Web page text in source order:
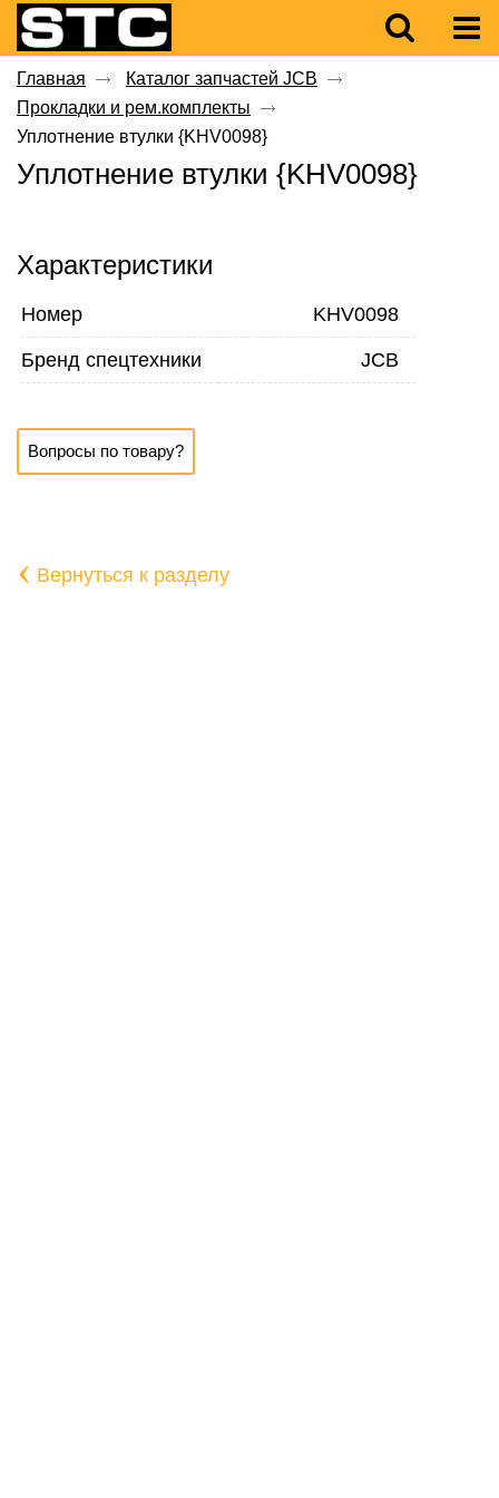
Главная
Каталог запчастей JCB
Прокладки и рем.комплекты
Уплотнение втулки {KHV0098}
Уплотнение втулки {KHV0098}
Характеристики
Номер KHV0098
Бренд спецтехники JCB
Вопросы по товару?
‹ Вернуться к разделу